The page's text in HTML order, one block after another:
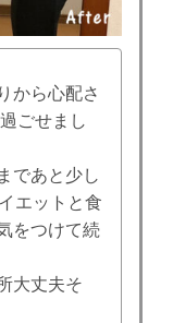
から心配さ
ごせまし
であと少し
エットと食
をつけて続
大丈夫そ